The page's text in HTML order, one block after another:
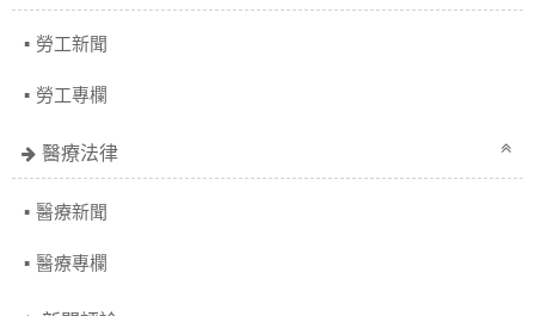
勞工新聞
勞工專欄
醫療法律
醫療新聞
醫療專欄